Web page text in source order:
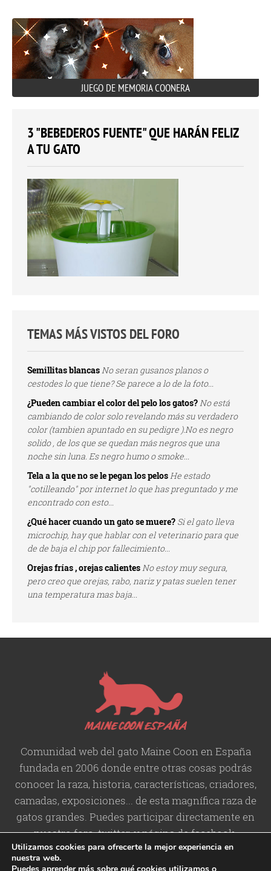
JUEGO DE MEMORIA COONERA
3 "BEBEDEROS FUENTE" QUE HARÁN FELIZ
A TU GATO
TEMAS MÁS VISTOS DEL FORO
Semillitas blancasNo seran gusanos planos o
cestodes lo que tiene? Se parece a lo de la foto...
¿Pueden cambiar el color del pelo los gatos?No está
cambiando de color solo revelando más su verdadero
color (tambien apuntado en su pedigre ).No es negro
solido , de los que se quedan más negros que una
noche sin luna. Es negro humo o smoke...
Tela a la que no se le pegan los pelosHe estado
"cotilleando" por internet lo que has preguntado y me
encontrado con esto...
¿Qué hacer cuando un gato se muere? Si el gato lleva
microchip, hay que hablar con el veterinario para que
de de baja el chip por fallecimiento...
Orejas frías , orejas calientesNo estoy muy segura,
pero creo que orejas, rabo, nariz y patas suelen tener
una temperatura mas baja...
Comunidad web del gato Maine Coon en España
fundada en 2006 donde entre otras cosas podrás
conocer la raza, historia,características, criadores,
camadas, exposiciones... de esta magnífica raza de
gatos grandes. Puedes participar directamente en
nuestro foro, twitter, y página de facebook.
Utilizamos cookies para ofrecerte la mejor experiencia en
nuestra web.